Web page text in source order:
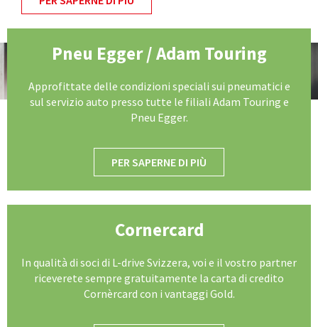
Pneu Egger / Adam Touring
Approfittate delle condizioni speciali sui pneumatici e
sul servizio auto presso tutte le filiali Adam Touring e
Pneu Egger.
PER SAPERNE DI PIÙ
Cornercard
In qualità di soci di L-drive Svizzera, voi e il vostro partner
riceverete sempre gratuitamente la carta di credito
Cornèrcard con i vantaggi Gold.